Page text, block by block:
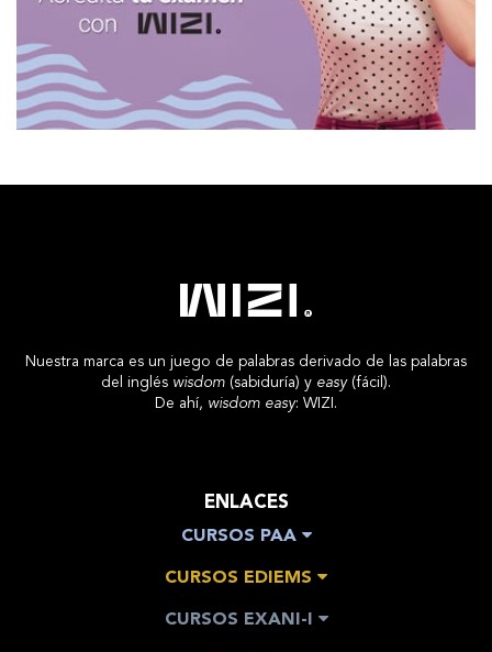
Nuestra marca es un juego de palabras derivado de las palabras
del inglés wisdom (sabiduría) y easy(fácil).
De ahí, wisdom easy: WIZI.
ENLACES
CURSOS PAA
CURSOS EDIEMS
CURSOS EXANI-I